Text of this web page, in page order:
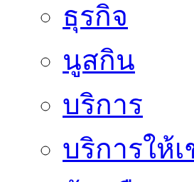
ธุรกิจ
นูสกิน
บริการ
บริการให้เ